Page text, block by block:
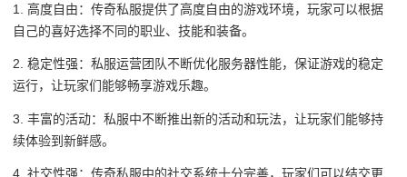
1. 高度自由：传奇私服提供了高度自由的游戏环境，玩家可以根据
自己的喜好选择不同的职业、技能和装备。
2. 稳定性强：私服运营团队不断优化服务器性能，保证游戏的稳定
运行，让玩家们能够畅享游戏乐趣。
3. 丰富的活动：私服中不断推出新的活动和玩法，让玩家们能够持
续体验到新鲜感。
4. 社交性强：传奇私服中的社交系统十分完善，玩家们可以结交更